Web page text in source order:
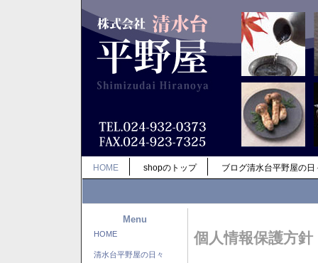
HOME shopのトップ ブログ清水台平野屋の日
Menu
HOME
清水台平野屋の日々
個人情報保護方針